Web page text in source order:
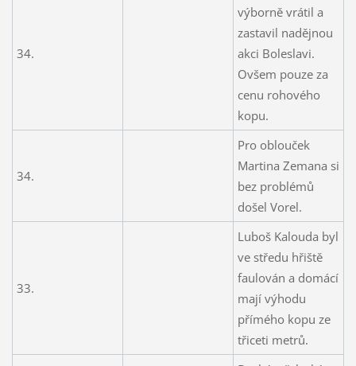
34.
výborně vrátil a
zastavil nadějnou
akci Boleslavi.
Ovšem pouze za
cenu rohového
kopu.
34.
Pro oblouček
Martina Zemana si
bez problémů
došel Vorel.
33.
Luboš Kalouda byl
ve středu hřiště
faulován a domácí
mají výhodu
přímého kopu ze
třiceti metrů.